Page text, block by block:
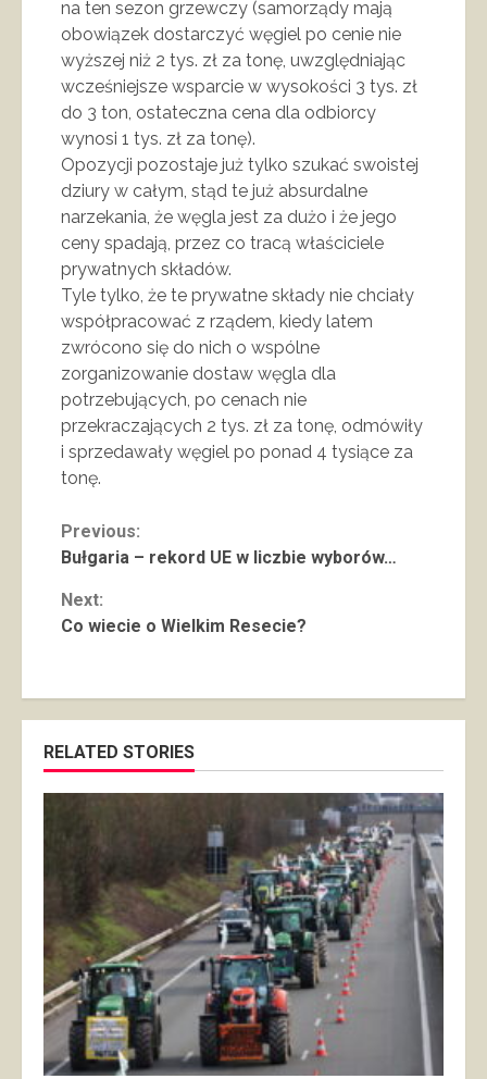
na ten sezon grzewczy (samorządy mają
obowiązek dostarczyć węgiel po cenie nie
wyższej niż 2 tys. zł za tonę, uwzględniając
wcześniejsze wsparcie w wysokości 3 tys. zł
do 3 ton, ostateczna cena dla odbiorcy
wynosi 1 tys. zł za tonę).
Opozycji pozostaje już tylko szukać swoistej
dziury w całym, stąd te już absurdalne
narzekania, że węgla jest za dużo i że jego
ceny spadają, przez co tracą właściciele
prywatnych składów.
Tyle tylko, że te prywatne składy nie chciały
współpracować z rządem, kiedy latem
zwrócono się do nich o wspólne
zorganizowanie dostaw węgla dla
potrzebujących, po cenach nie
przekraczających 2 tys. zł za tonę, odmówiły
i sprzedawały węgiel po ponad 4 tysiące za
tonę.
Continue
Previous:
Bułgaria – rekord UE w liczbie wyborów…
Next:
Co wiecie o Wielkim Resecie?
RELATED STORIES